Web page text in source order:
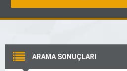
ARAMA SONUÇLARI